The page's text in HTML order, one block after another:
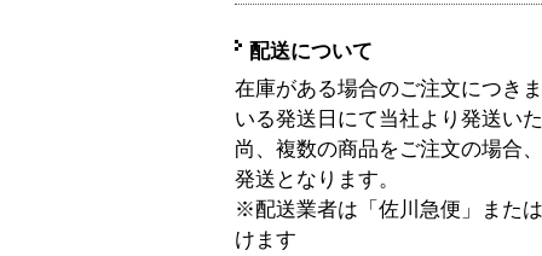
配送について
在庫がある場合のご注文につき
いる発送日にて当社より発送い
尚、複数の商品をご注文の場合
発送となります。
※配送業者は「佐川急便」また
けます